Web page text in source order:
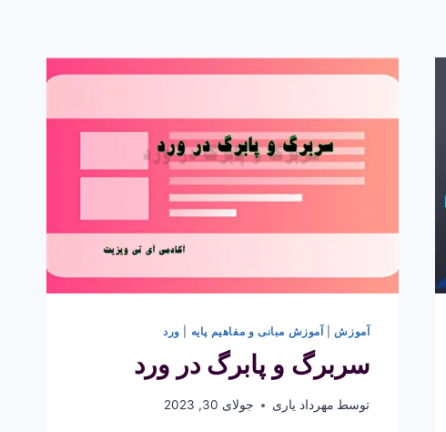
آموزش |آموزش مبانی و مفاهیم پایه ورد
سربرگ و پابرگ در ورد
توسط مهرداد یاری جولای 30, 2023